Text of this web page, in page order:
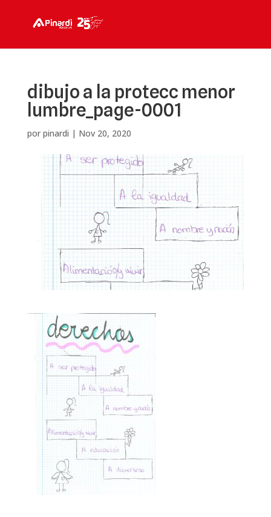
dibujo a la protecc menor
lumbre_page-0001
por pinardi | Nov 20, 2020